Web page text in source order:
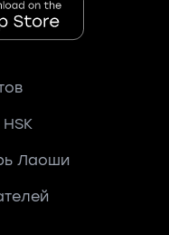
Лаоши